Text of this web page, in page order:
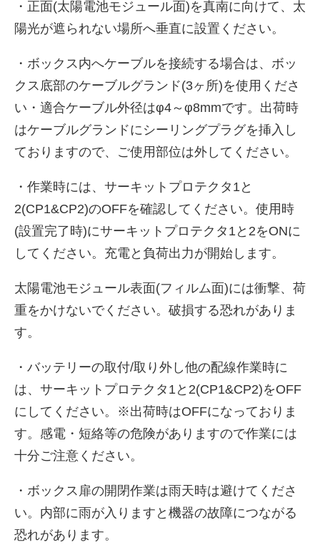
・正面(太陽電池モジュール面)を真南に向けて、太
陽光が遮られない場所へ垂直に設置ください。
・ボックス内へケーブルを接続する場合は、ボッ
クス底部のケーブルグランド(3ヶ所)を使用くださ
い・適合ケーブル外径はφ4～φ8mmです。出荷時
はケーブルグランドにシーリングプラグを挿入し
ておりますので、ご使用部位は外してください。
・作業時には、サーキットプロテクタ1と
2(CP1&CP2)のOFFを確認してください。使用時
(設置完了時)にサーキットプロテクタ1と2をONに
してください。充電と負荷出力が開始します。
太陽電池モジュール表面(フィルム面)には衝撃、荷
重をかけないでください。破損する恐れがありま
す。
・バッテリーの取付/取り外し他の配線作業時に
は、サーキットプロテクタ1と2(CP1&CP2)をOFF
にしてください。※出荷時はOFFになっておりま
す。感電・短絡等の危険がありますので作業には
十分ご注意ください。
・ボックス扉の開閉作業は雨天時は避けてくださ
い。内部に雨が入りますと機器の故障につながる
恐れがあります。